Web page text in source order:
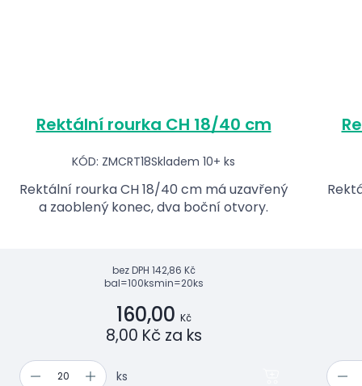
Rektální rourka CH 18/40 cm
KÓD: ZMCRT18Skladem 10+ ks
Rektální rourka CH 18/40 cm má uzavřený
a zaoblený konec, dva boční otvory.
bez DPH 142,86 Kč
bal=100ksmin=20ks
160,00 Kč
8,00 Kč za ks
ks